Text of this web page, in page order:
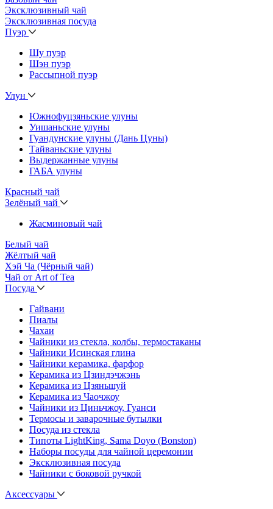
Эксклюзивный чай
Эксклюзивная посуда
Пуэр
Шу пуэр
Шэн пуэр
Рассыпной пуэр
Улун
Южнофуцзяньские улуны
Уишаньские улуны
Гуандунские улуны (Дань Цуны)
Тайваньские улуны
Выдержанные улуны
ГАБА улуны
Красный чай
Зелёный чай
Жасминовый чай
Белый чай
Жёлтый чай
Хэй Ча (Чёрный чай)
Чай от Art of Tea
Посуда
Гайвани
Пиалы
Чахаи
Чайники из стекла, колбы, термостаканы
Чайники Исинская глина
Чайники керамика, фарфор
Керамика из Цзиндэчжэнь
Керамика из Цзяньшуй
Керамика из Чаочжоу
Чайники из Циньчжоу, Гуанси
Термосы и заварочные бутылки
Посуда из стекла
Типоты LightKing, Sama Doyo (Bonston)
Наборы посуды для чайной церемонии
Эксклюзивная посуда
Чайники с боковой ручкой
Аксессуары